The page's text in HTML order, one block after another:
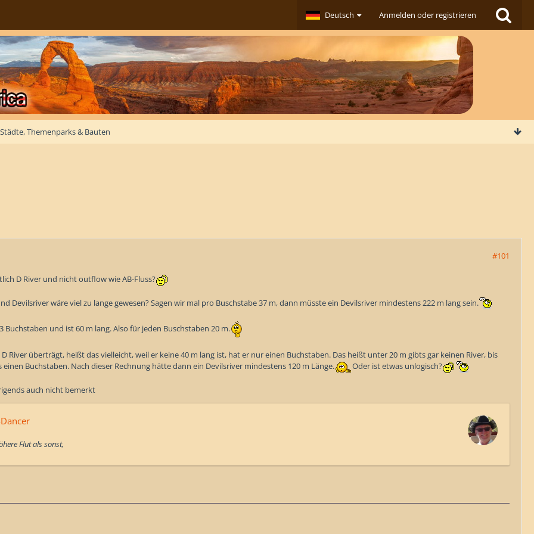
Deutsch Anmelden oder registrieren
Städte, Themenparks & Bauten
#101
D River und nicht outflow wie AB-Fluss?
Devilsriver wäre viel zu lange gewesen? Sagen wir mal pro Buschstabe 37 m, dann müsste ein Devilsriver mindestens 222 m lang sein.
Buchstaben und ist 60 m lang. Also für jeden Buschstaben 20 m.
River überträgt, heißt das vielleicht, weil er keine 40 m lang ist, hat er nur einen Buchstaben. Das heißt unter 20 m gibts gar keinen River, bis
einen Buchstaben. Nach dieser Rechnung hätte dann ein Devilsriver mindestens 120 m Länge.
Oder ist etwas unlogisch?
auch nicht bemerkt
Flut als sonst,